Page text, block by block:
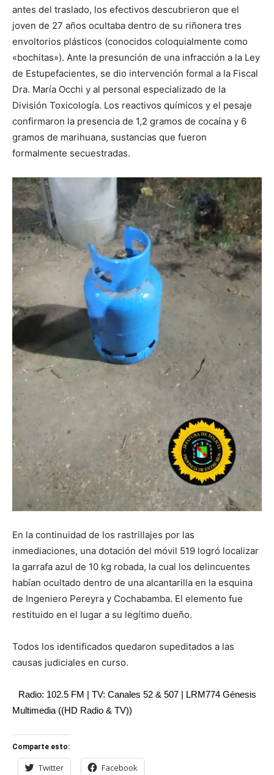
antes del traslado, los efectivos descubrieron que el
joven de 27 años ocultaba dentro de su riñonera tres
envoltorios plásticos (conocidos coloquialmente como
«bochitas»). Ante la presunción de una infracción a la Ley
de Estupefacientes, se dio intervención formal a la Fiscal
Dra. María Occhi y al personal especializado de la
División Toxicología. Los reactivos químicos y el pesaje
confirmaron la presencia de 1,2 gramos de cocaína y 6
gramos de marihuana, sustancias que fueron
formalmente secuestradas.
En la continuidad de los rastrillajes por las
inmediaciones, una dotación del móvil 519 logró localizar
la garrafa azul de 10 kg robada, la cual los delincuentes
habían ocultado dentro de una alcantarilla en la esquina
de Ingeniero Pereyra y Cochabamba. El elemento fue
restituido en el lugar a su legítimo dueño.
Todos los identificados quedaron supeditados a las
causas judiciales en curso.
Radio: 102.5 FM | TV: Canales 52 & 507 | LRM774 Génesis
Multimedia ((HD Radio & TV))
Comparte esto:
Twitter Facebook